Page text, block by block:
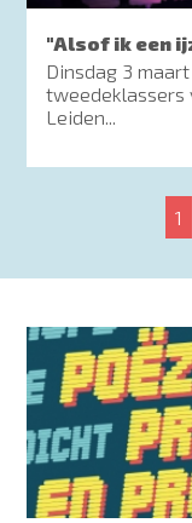
"Alsof ik een
Dinsdag 3
tweedeklassers
Leiden...
1